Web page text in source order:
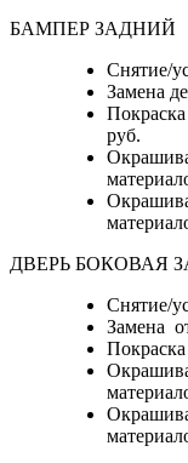
БАМПЕР ЗАДНИЙ
Снятие/
Замена
руб.
ДВЕРЬ БОКОВАЯ
Снятие/
Замена